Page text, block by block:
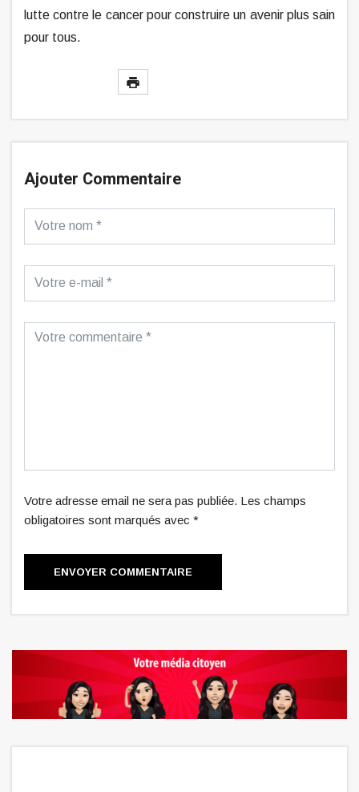
lutte contre le cancer pour construire un avenir plus sain
pour tous.
Ajouter Commentaire
Votre adresse email ne sera pas publiée. Les champs
obligatoires sont marqués avec *
ENVOYER COMMENTAIRE